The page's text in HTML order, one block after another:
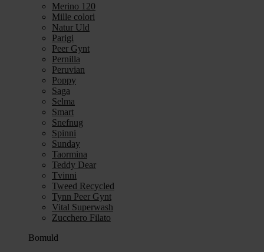
Merino 120
Mille colori
Natur Uld
Parigi
Peer Gynt
Pernilla
Peruvian
Poppy
Saga
Selma
Smart
Snefnug
Spinni
Sunday
Taormina
Teddy Dear
Tvinni
Tweed Recycled
Tynn Peer Gynt
Vital Superwash
Zucchero Filato
Bomuld